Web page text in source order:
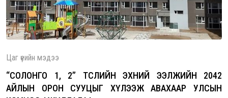
Цаг үеийн мэдээ
“СОЛОНГО 1, 2” ТӨСЛИЙН ЭХНИЙ ЭЭЛЖИЙН 2042
АЙЛЫН ОРОН СУУЦЫГ ХҮЛЭЭЖ АВАХААР УЛСЫН